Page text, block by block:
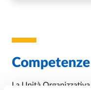
Competenze
La Unità